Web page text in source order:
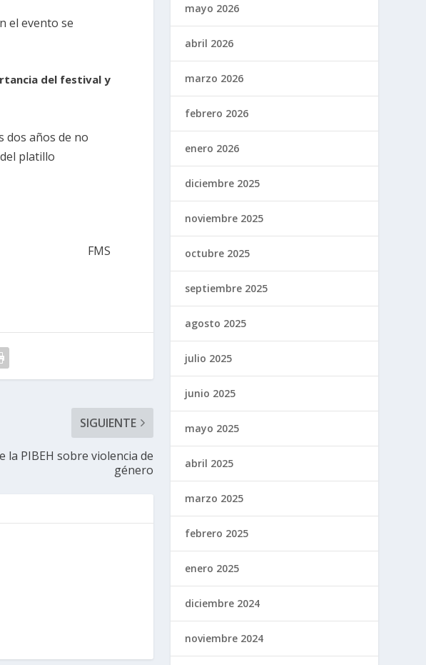
el evento se
del festival y
dos años de no
platillo
FMS
SIGUIENTE
la PIBEH sobre violencia de
género
mayo 2026
abril 2026
marzo 2026
febrero 2026
enero 2026
diciembre 2025
noviembre 2025
octubre 2025
septiembre 2025
agosto 2025
julio 2025
junio 2025
mayo 2025
abril 2025
marzo 2025
febrero 2025
enero 2025
diciembre 2024
noviembre 2024